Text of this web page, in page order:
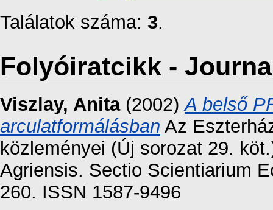
Találatok száma: 3.
Folyóiratcikk -
Viszlay, Anita(2002)A belső
arculatformálásban Az
közleményei (Új sorozat 29.
Agriensis. Sectio Scientiarium
260. ISSN 1587-9496